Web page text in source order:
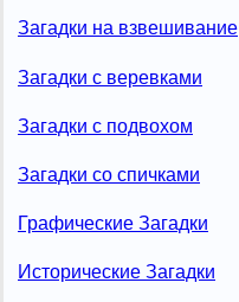
Загадки на взвешивание
Загадки с веревками
Загадки с подвохом
Загадки со спичками
Графические Загадки
Исторические Загадки